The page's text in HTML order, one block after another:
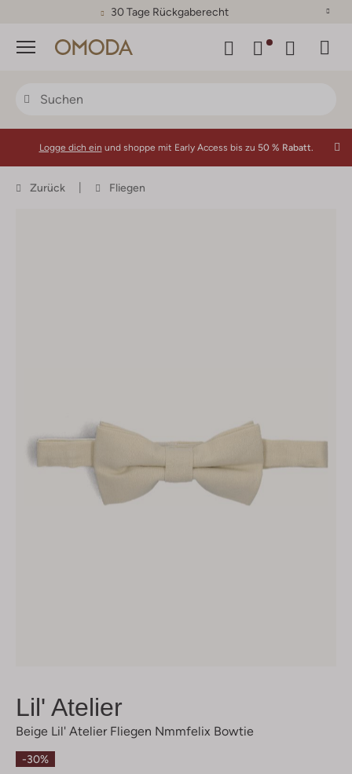
30 Tage Rückgaberecht
Menü
Logge dich ein und shoppe mit Early Access bis zu 50 % Rabatt.
Zurück Fliegen
Lil' Atelier
Beige Lil' Atelier Fliegen Nmmfelix Bowtie
-30%